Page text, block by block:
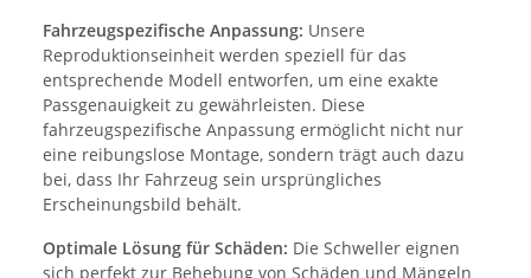
Fahrzeugspezifische Anpassung: Unsere
Reproduktionseinheit werden speziell für das
entsprechende Modell entworfen, um eine exakte
Passgenauigkeit zu gewährleisten. Diese
fahrzeugspezifische Anpassung ermöglicht nicht nur
eine reibungslose Montage, sondern trägt auch dazu
bei, dass Ihr Fahrzeug sein ursprüngliches
Erscheinungsbild behält.
Optimale Lösung für Schäden: Die Schweller eignen
sich perfekt zur Behebung von Schäden und Mängeln